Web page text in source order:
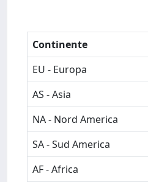
Continente
EU - Europa
AS - Asia
NA - Nord America
SA - Sud America
AF - Africa